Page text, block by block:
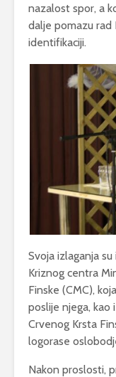
nazalost spor, a
dalje pomazu rad
identifikaciji.
Svoja izlaganja
Kriznog centra
Finske (CMC),
poslije njega, kao
Crvenog Krsta
logorase
Nakon proslosti,